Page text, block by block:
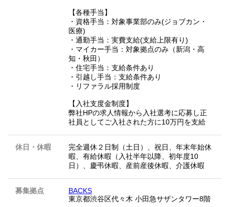
【各種手当】
・資格手当：対象事業部のみ(ジョブカン・
医療)
・通勤手当：実費支給(支給上限有り)
・マイカー手当：対象拠点のみ（新潟・高
知・秋田）
・住宅手当：支給条件あり
・引越し手当：支給条件あり
・リファラル採用制度
【入社支度金制度】
弊社HPの求人情報から入社選考に応募し正
社員としてご入社された方に10万円を支給
休日・休暇
完全週休２日制（土日）、祝日、年末年始休
暇、有給休暇（入社半年以降、初年度10
日）、慶弔休暇、産前産後休暇、介護休暇
募集拠点
BACKS
東京都渋谷区代々木 小田急サザンタワー8階